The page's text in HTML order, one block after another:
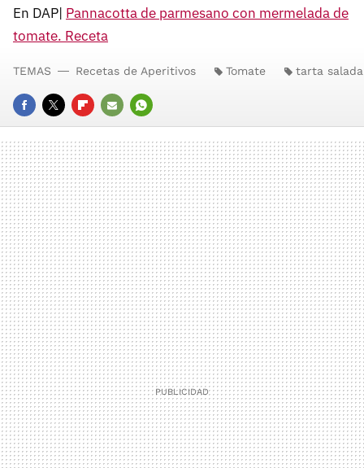
En DAP| Pannacotta de parmesano con mermelada de
tomate. Receta
FACEBOOK
TWITTERFLIPBOARD
E-
MAIL
WHATSAPP
TEMAS Recetas de Aperitivos Tomate tarta salada